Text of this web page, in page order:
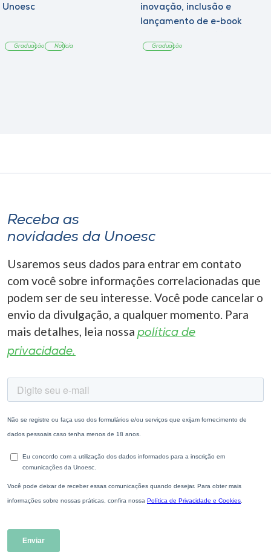
Unoesc
Graduação Notícia
inovação, inclusão e
lançamento de e-book
Graduação
Receba as
novidades da Unoesc
Usaremos seus dados para entrar em contato
com você sobre informações correlacionadas que
podem ser de seu interesse. Você pode cancelar o
envio da divulgação, a qualquer momento. Para
mais detalhes, leia nossa política de
privacidade.